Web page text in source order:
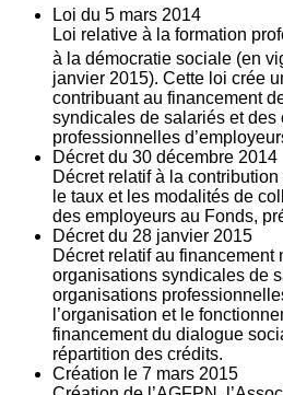
Loi du 5 mars 2014
Loi relative à la formation
à la démocratie sociale (en
janvier 2015). Cette loi crée
contribuant au financement
syndicales de salariés et des
professionnelles
Décret du 30 décembre 2014
Décret relatif à la
le taux et les modalités de
des employeurs au Fonds,
Décret du 28 janvier 2015
Décret relatif au financement
organisations syndicales de
organisations
l’organisation et le
financement du dialogue
répartition des crédits.
Création le 7 mars 2015